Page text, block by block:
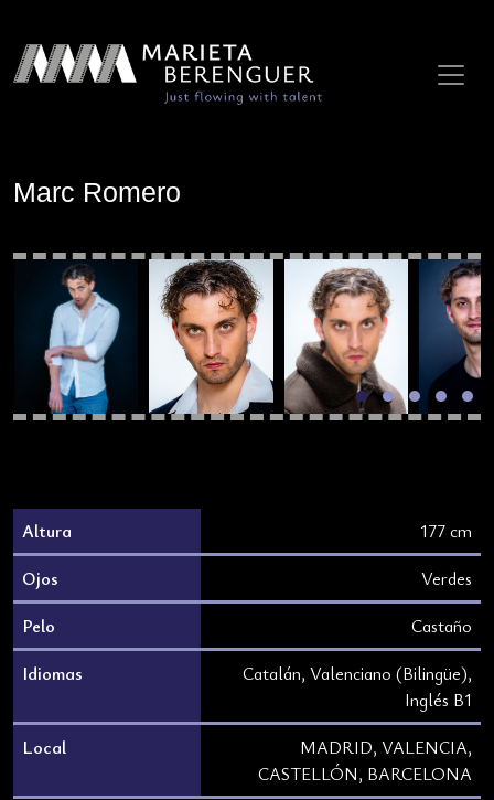
Marc Romero
Altura
177 cm
Ojos
Verdes
Pelo
Castaño
Idiomas
Catalán, Valenciano (Bilingüe),
Inglés B1
Local
MADRID, VALENCIA,
CASTELLÓN, BARCELONA